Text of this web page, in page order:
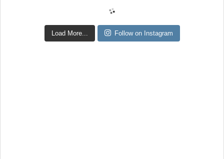
Load More... Follow on Instagram